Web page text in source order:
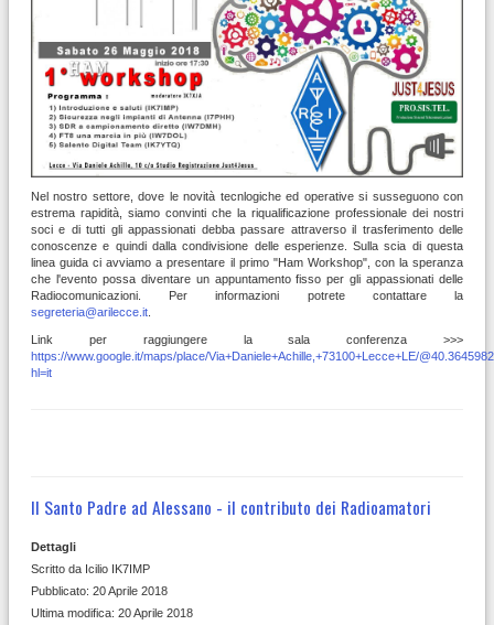
Nel nostro settore, dove le novità tecnlogiche ed operative si susseguono con
estrema rapidità, siamo convinti che la riqualificazione professionale dei nostri
soci e di tutti gli appassionati debba passare attraverso il trasferimento delle
conoscenze e quindi dalla condivisione delle esperienze. Sulla scia di questa
linea guida ci avviamo a presentare il primo "Ham Workshop", con la speranza
che l'evento possa diventare un appuntamento fisso per gli appassionati delle
Radiocomunicazioni. Per informazioni potrete contattare la
segreteria@arilecce.it
Link per raggiungere la sala conferenza >>>
https://www.google.it/maps/place/Via+Daniele+Achille,+73100+Lecce+LE/
hl=it
Il Santo Padre ad Alessano - il contributo dei Radioamatori
Dettagli
Scritto da Icilio IK7IMP
Pubblicato: 20 Aprile 2018
Ultima modifica: 20 Aprile 2018